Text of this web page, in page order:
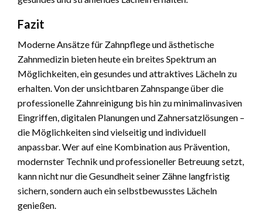
Fazit
Moderne Ansätze für Zahnpflege und ästhetische
Zahnmedizin bieten heute ein breites Spektrum an
Möglichkeiten, ein gesundes und attraktives Lächeln zu
erhalten. Von der unsichtbaren Zahnspange über die
professionelle Zahnreinigung bis hin zu minimalinvasiven
Eingriffen, digitalen Planungen und Zahnersatzlösungen –
die Möglichkeiten sind vielseitig und individuell
anpassbar. Wer auf eine Kombination aus Prävention,
modernster Technik und professioneller Betreuung setzt,
kann nicht nur die Gesundheit seiner Zähne langfristig
sichern, sondern auch ein selbstbewusstes Lächeln
genießen.